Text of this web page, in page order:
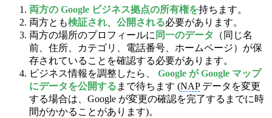
両方の Google ビジネス拠点の所有権を持ちます。
両方とも検証され 公開される必要があります。
両方の場所のプロフィールに 同一のデータ
（同じ名
前、住所、カテゴリ、電話番号、ホームページ）が保
存されていることを確認する必要があります。
ビジネス情報を調整したら、 Google が Google マップ
にデータを公開する まで待ちます (NAPデータを変更
する場合は、Google が変更の確認を完了するまでに時
間がかかることがあります)。